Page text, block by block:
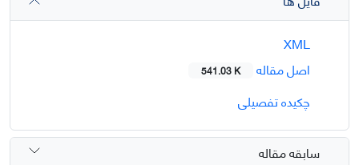
اصل مقاله
541.03 K
چکیده تفصیلی
سابقه مقاله